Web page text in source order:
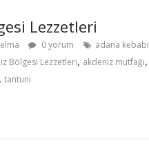
Lezzetleri
0 yorum adana kebabı
Bölgesi Lezzetleri, akdeniz mutfağı,
,tantuni